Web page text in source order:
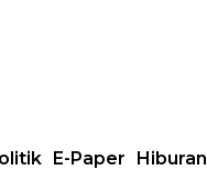
E-Paper Hiburan